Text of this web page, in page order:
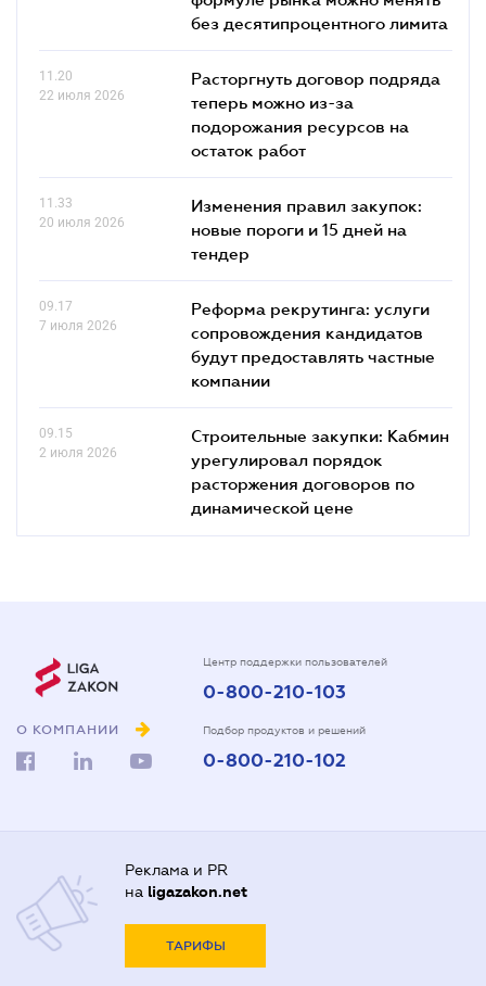
без десятипроцентного лимита
11.20
22 июля 2026
Расторгнуть договор подряда
теперь можно из-за
подорожания ресурсов на
остаток работ
11.33
20 июля 2026
Изменения правил закупок:
новые пороги и 15 дней на
тендер
09.17
7 июля 2026
Реформа рекрутинга: услуги
сопровождения кандидатов
будут предоставлять частные
компании
09.15
2 июля 2026
Строительные закупки: Кабмин
урегулировал порядок
расторжения договоров по
динамической цене
О КОМПАНИИ
Центр поддержки пользователей
0-800-210-103
Подбор продуктов и решений
0-800-210-102
Реклама и PR
на ligazakon.net
ТАРИФЫ